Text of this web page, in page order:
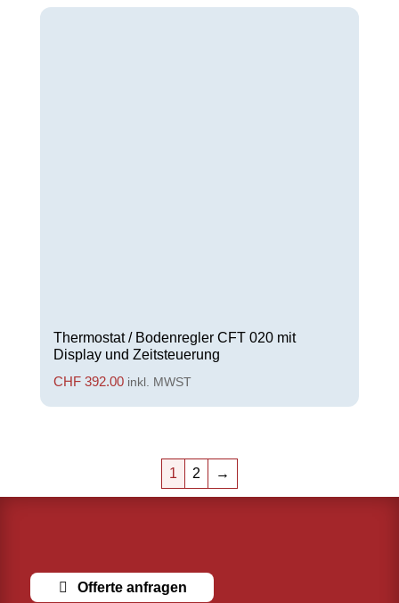
Thermostat / Bodenregler CFT 020 mit
Display und Zeitsteuerung
CHF 392.00 inkl. MWST
1 2 →
Offerte anfragen